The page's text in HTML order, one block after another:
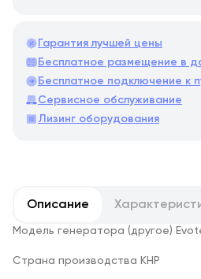
Гарантия лучшей цены
Бесплатное размещение в
Бесплатное подключение к
Сервисное обслуживание
Лизинг оборудования
Описание
Модель генератора (другое)
Страна производства КНР